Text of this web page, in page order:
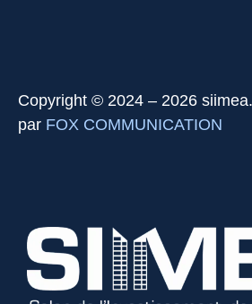
Copyright © 2024 – 2026
par FOX COMMUNICATION